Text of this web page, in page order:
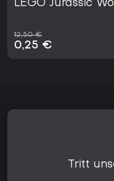
LEGO Jurassic
12,50 €
0,25 €
Tritt